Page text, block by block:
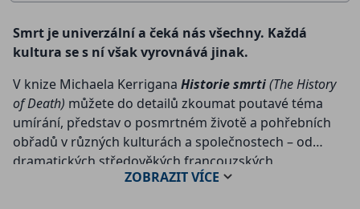
Smrt je univerzální a čeká nás všechny. Každá
kultura se s ní však vyrovnává jinak.
V knize Michaela Kerrigana Historie smrti(The History
of Death) můžete do detailů zkoumat poutavé téma
umírání, představ o posmrtném životě a pohřebních
obřadů v různých kulturách a společnostech – od
dramatických středověkých francouzských
královských pohřbů popohřbívání zaživa v Súdánu. Od
ZOBRAZITVÍCE